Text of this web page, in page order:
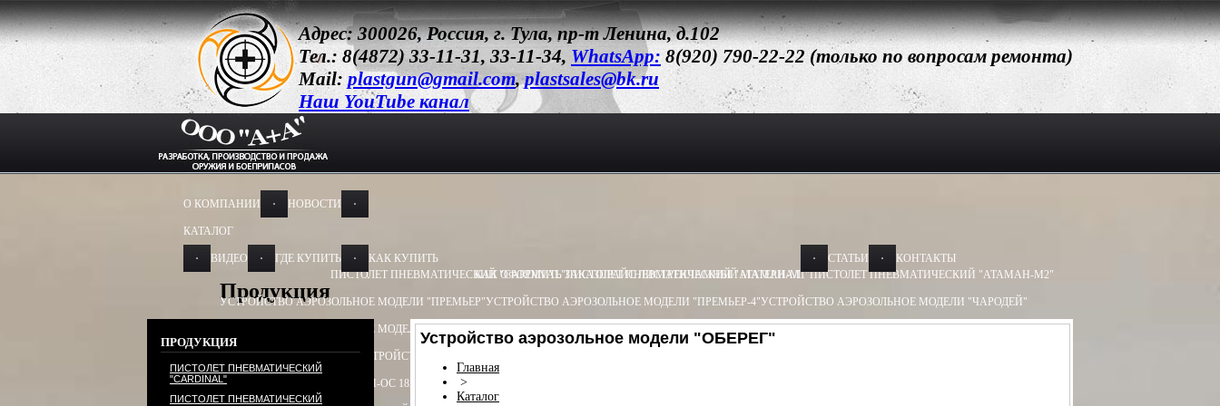
Адрес: 300026, Россия, г. Тула, пр-т Ленина, д.102
Тел.: 8(4872) 33-11-31, 33-11-34, WhatsApp:8(920) 790-22-22 (только по вопросам ремонта)
Mail: plastgun@gmail.com,plastsales@bk.ru
Наш YouTube канал
О КОМПАНИИ НОВОСТИ
КАТАЛОГ
Продукция
ПИСТОЛЕТ ПНЕВМАТИЧЕСКИЙ "CARDINAL"ПИСТОЛЕТ ПНЕВМАТИЧЕСКИЙ "АТАМАН-М1"ПИСТОЛЕТ ПНЕВМАТИЧЕСКИЙ "АТАМАН-М2"
УСТРОЙСТВО АЭРОЗОЛЬНОЕ МОДЕЛИ "ПРЕМЬЕР"УСТРОЙСТВО АЭРОЗОЛЬНОЕ МОДЕЛИ "ПРЕМЬЕР-4"УСТРОЙСТВО АЭРОЗОЛЬНОЕ МОДЕЛИ "ЧАРОДЕЙ"
УСТРОЙСТВО АЭРОЗОЛЬНОЕ МОДЕЛИ "ОБЕРЕГ"
УСТРОЙСТВО ПУСКОВОЕУСТРОЙСТВО ПУСКОВОЕ ПУ - 3
БАМ-ОС+CR 13Х50, 13Х60 БАМ-ОС 18Х55 БАМ-ОС 18Х51
ВИДЕО ГДЕ КУПИТЬ
КАК КУПИТЬ
КАК ОФОРМИТЬ ЗАКАЗПРАЙС ЛИСТРЕКЛАМНЫЙ МАТЕРИАЛ
СТАТЬИ КОНТАКТЫ
ПРОДУКЦИЯ
ПИСТОЛЕТ ПНЕВМАТИЧЕСКИЙ
"CARDINAL"
ПИСТОЛЕТ ПНЕВМАТИЧЕСКИЙ
Устройство аэрозольное модели "ОБЕРЕГ"
Главная
>
Каталог